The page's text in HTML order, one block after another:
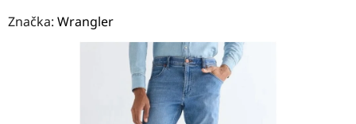
Značka: Wrangler